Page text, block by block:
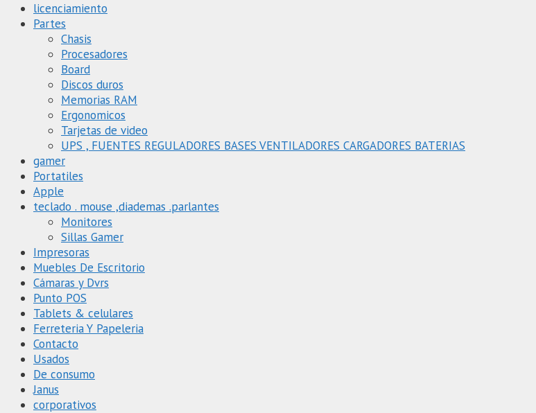
licenciamiento
Partes
Chasis
Procesadores
Board
Discos duros
Memorias RAM
Ergonomicos
Tarjetas de video
UPS , FUENTES REGULADORES BASES VENTILADORES CARGADORES BATERIAS
gamer
Portatiles
Apple
teclado . mouse ,diademas .parlantes
Monitores
Sillas Gamer
Impresoras
Muebles De Escritorio
Cámaras y Dvrs
Punto POS
Tablets & celulares
Ferreteria Y Papeleria
Contacto
Usados
De consumo
Janus
corporativos